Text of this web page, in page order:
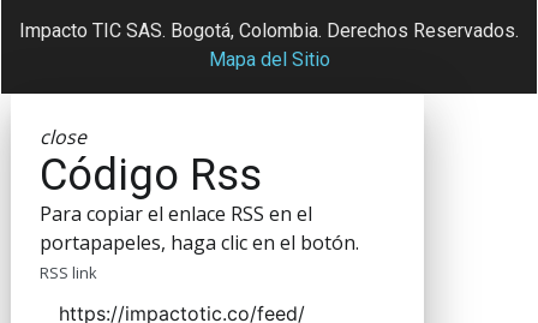
Impacto TIC SAS. Bogotá, Colombia. Derechos Reservados.
Mapa del Sitio
close
Código Rss
Para copiar el enlace RSS en el
portapapeles, haga clic en el botón.
RSS link